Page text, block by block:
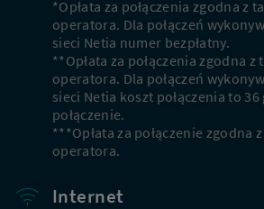
*Opłata za połączenia zgodna z
operatora. Dla połączeń
sieci Netia numer bezpłatny.
**Opłata za połączenia zgodna z
operatora. Dla połączeń
sieci Netia koszt połączenia to 36
połączenie.
***Opłata za połączenie zgodna
operatora.
Internet